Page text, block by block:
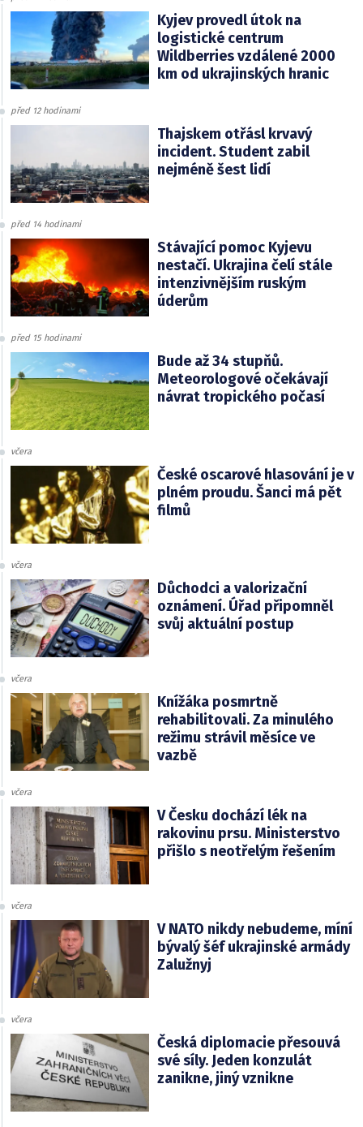
Kyjev provedl útok na
logistické centrum
Wildberries vzdálené 2000
km od ukrajinských hranic
před 12 hodinami
Thajskem otřásl krvavý
incident. Student zabil
nejméně šest lidí
před 14 hodinami
Stávající pomoc Kyjevu
nestačí. Ukrajina čelí stále
intenzivnějším ruským
úderům
před 15 hodinami
Bude až 34 stupňů.
Meteorologové očekávají
návrat tropického počasí
včera
České oscarové hlasování je v
plném proudu. Šanci má pět
filmů
včera
Důchodci a valorizační
oznámení. Úřad připomněl
svůj aktuální postup
včera
Knížáka posmrtně
rehabilitovali. Za minulého
režimu strávil měsíce ve
vazbě
včera
V Česku dochází lék na
rakovinu prsu. Ministerstvo
přišlo s neotřelým řešením
včera
V NATO nikdy nebudeme, míní
bývalý šéf ukrajinské armády
Zalužnyj
včera
Česká diplomacie přesouvá
své síly. Jeden konzulát
zanikne, jiný vznikne